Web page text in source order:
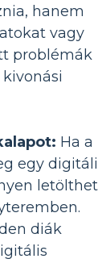
hanem
vagy
problémák
Ha a
egy
diák